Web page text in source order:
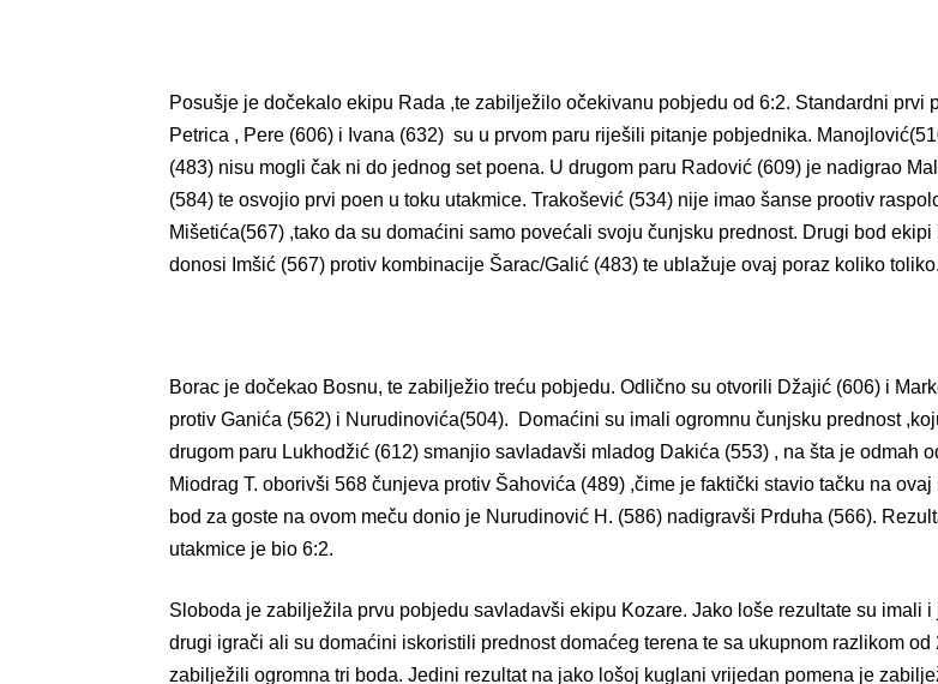
Posušje je dočekalo ekipu Rada ,te zabilježilo očekivanu pobjedu od 6:2. Standardni prvi
Petrica , Pere (606) i Ivana (632) su u prvom paru riješili pitanje pobjednika.
(483) nisu mogli čak ni do jednog set poena. U drugom paru Radović (609) je nadigrao
(584) te osvojio prvi poen u toku utakmice. Trakošević (534) nije imao šanse prootiv
Mišetića(567) ,tako da su domaćini samo povećali svoju čunjsku prednost. Drugi bod ekipi
donosi Imšić (567) protiv kombinacije Šarac/Galić (483) te ublažuje ovaj poraz koliko toliko.
Borac je dočekao Bosnu, te zabilježio treću pobjedu. Odlično su otvorili Džajić (606) i
protiv Ganića (562) i Nurudinovića(504). Domaćini su imali ogromnu čunjsku prednost
drugom paru Lukhodžić (612) smanjio savladavši mladog Dakića (553) , na šta je odmah
Miodrag T. oborivši 568 čunjeva protiv Šahovića (489) ,čime je faktički stavio tačku na ovaj
bod za goste na ovom meču donio je Nurudinović H. (586) nadigravši Prduha (566).
utakmice je bio 6:2.
Sloboda je zabilježila prvu pobjedu savladavši ekipu Kozare. Jako loše rezultate su imali i
drugi igrači ali su domaćini iskoristili prednost domaćeg terena te sa ukupnom razlikom od
zabilježili ogromna tri boda. Jedini rezultat na jako lošoj kuglani vrijedan pomena je